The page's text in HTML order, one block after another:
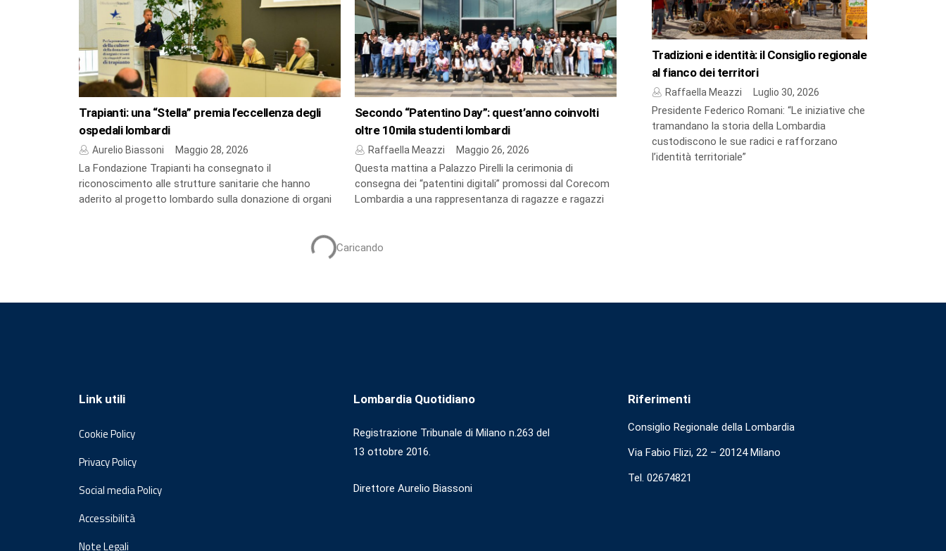
Trapianti: una “Stella” premia l’eccellenza degli
ospedali lombardi
Aurelio Biassoni Maggio 28, 2026
La Fondazione Trapianti ha consegnato il
riconoscimento alle strutture sanitarie che hanno
aderito al progetto lombardo sulla donazione di organi
Secondo “Patentino Day”: quest’anno coinvolti
oltre 10mila studenti lombardi
Raffaella Meazzi Maggio 26, 2026
Questa mattina a Palazzo Pirelli la cerimonia di
consegna dei “patentini digitali” promossi dal Corecom
Lombardia a una rappresentanza di ragazze e ragazzi
Caricando
Tradizioni e identità: il Consiglio regionale
al fianco dei territori
Raffaella Meazzi Luglio 30, 2026
Presidente Federico Romani: “Le iniziative che
tramandano la storia della Lombardia
custodiscono le sue radici e rafforzano
l’identità territoriale”
Link utili
Cookie Policy
Privacy Policy
Social media Policy
Accessibilità
Note Legali
Lombardia Quotidiano
Registrazione Tribunale di Milano n.263 del
13 ottobre 2016.
Direttore Aurelio Biassoni
Riferimenti
Consiglio Regionale della Lombardia
Via Fabio Flizi, 22 – 20124 Milano
Tel. 02674821